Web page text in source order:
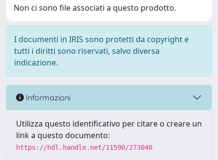
Non ci sono file associati a questo prodotto.
I documenti in IRIS sono protetti da copyright e
tutti i diritti sono riservati, salvo diversa
indicazione.
Informazioni
Utilizza questo identificativo per citare o creare un
link a questo documento:
https://hdl.handle.net/11590/273040